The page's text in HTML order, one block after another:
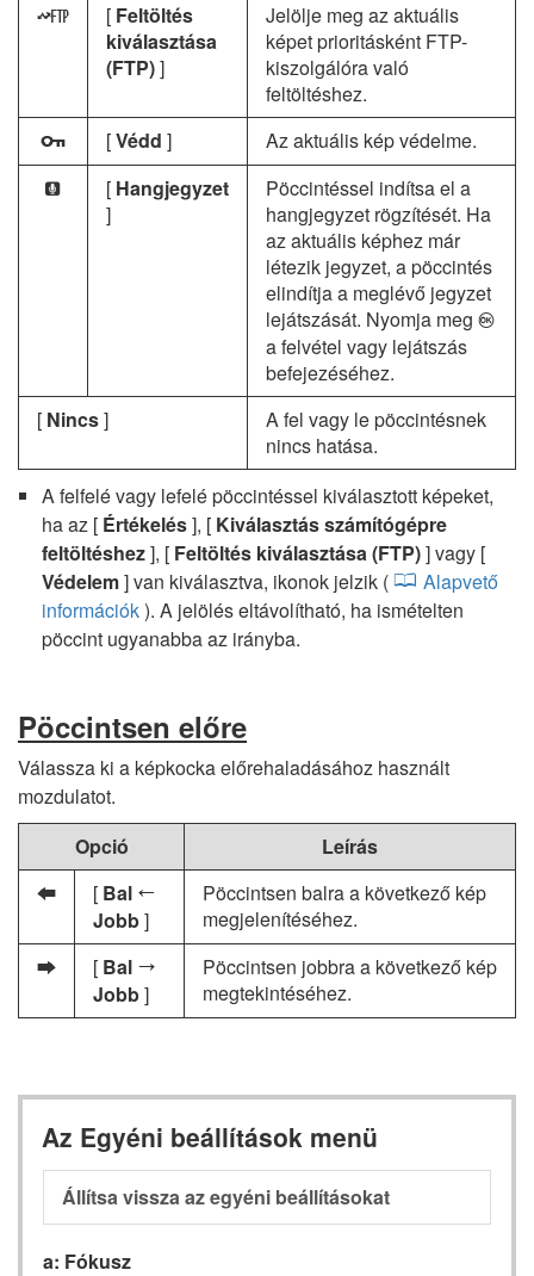
N [ Feltöltés
kiválasztása
(FTP)]
Jelölje meg az aktuális
képet prioritásként FTP-
kiszolgálóra való
feltöltéshez.
g [Védd ] Az aktuális kép védelme.
h [ Hangjegyzet
]
Pöccintéssel indítsa el a
hangjegyzet rögzítését. Ha
az aktuális képhez már
létezik jegyzet, a pöccintés
elindítja a meglévő jegyzet
lejátszását. Nyomja meg J
a felvétel vagy lejátszás
befejezéséhez.
[ Nincs]
A fel vagy le pöccintésnek
nincs hatása.
A felfelé vagy lefelé pöccintéssel kiválasztott képeket,
ha az [ Értékelés], [ Kiválasztás számítógépre
feltöltéshez], [ Feltöltés kiválasztása (FTP)] vagy [
Védelem] van kiválasztva, ikonok jelzik (
Alapvető
információk). A jelölés eltávolítható, ha ismételten
pöccint ugyanabba az irányba.
Pöccintsen előre
Válassza ki a képkocka előrehaladásához használt
mozdulatot.
Opció
Leírás
S [ Bal U
Jobb]
Pöccintsen balra a következő kép
megjelenítéséhez.
T [ Bal V
Jobb]
Pöccintsen jobbra a következő kép
megtekintéséhez.
Az Egyéni beállítások menü
Állítsa vissza az egyéni beállításokat
a: Fókusz